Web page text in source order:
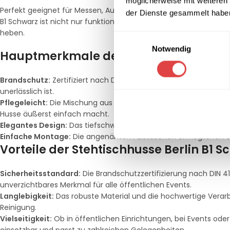
der Dienste gesammelt
Notwendig
Perfekt geeignet für Messen, Ausstellungen, Konferenzen,
B1 Schwarz ist nicht nur funktional, sondern auch ästhetisch
heben.
Hauptmerkmale der Stehtischhusse
Brandschutz: Zertifiziert nach DIN 4102 B1 + M1, bietet die
unerlässlich ist.
Pflegeleicht: Die Mischung aus Micro-Polyester und Elastan ist
Husse äußerst einfach macht.
Elegantes Design: Das tiefschwarze Finish verleiht Ihrer
Einfache Montage: Die angenähten Fußtaschen ermöglichen
Vorteile der Stehtischhusse Berlin B1
Sicherheitsstandard: Die Brandschutzzertifizierung nach DIN
unverzichtbares Merkmal für alle öffentlichen Events.
Langlebigkeit: Das robuste Material und die hochwertige
Reinigung.
Vielseitigkeit: Ob in öffentlichen Einrichtungen, bei Events